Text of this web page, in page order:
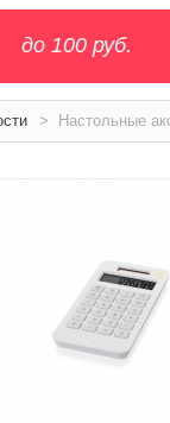
до 100 руб.
> Настольные